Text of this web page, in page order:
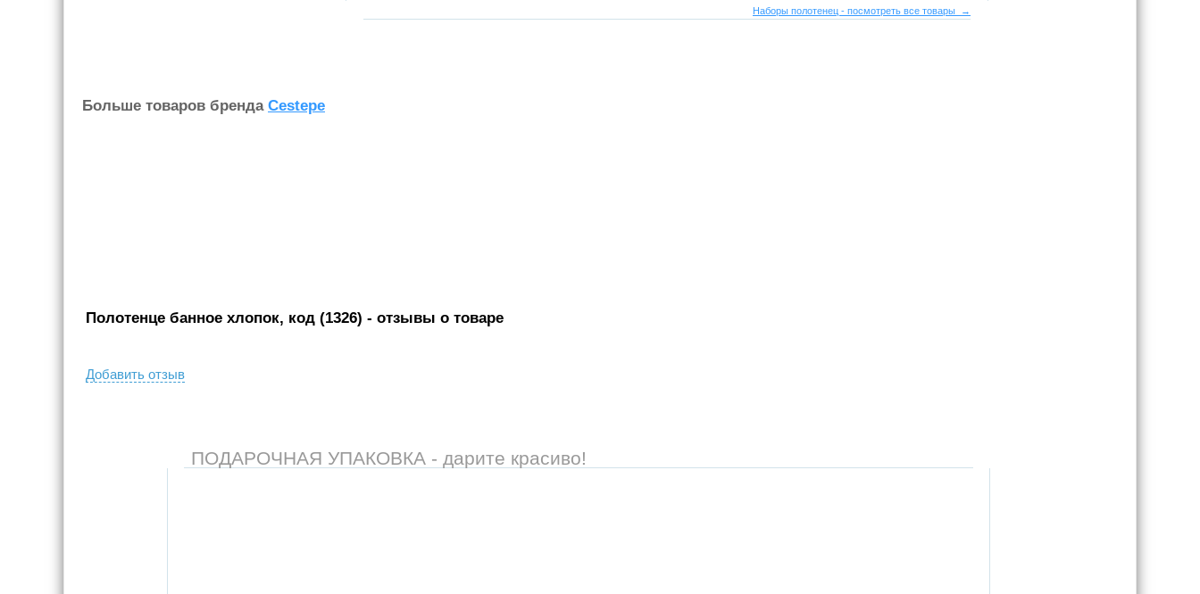
Наборы полотенец - посмотреть все товары →
Больше товаров бренда Cestepe
Полотенце банное хлопок, код (1326) - отзывы о товаре
Добавить отзыв
ПОДАРОЧНАЯ УПАКОВКА - дарите красиво!